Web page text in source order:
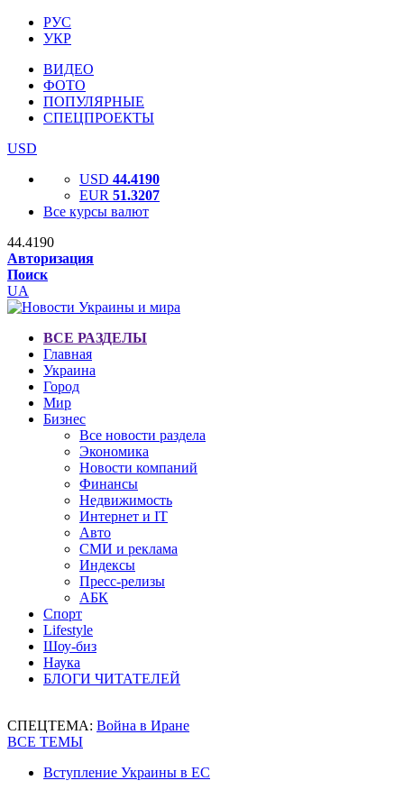
РУС
УКР
ВИДЕО
ФОТО
ПОПУЛЯРНЫЕ
СПЕЦПРОЕКТЫ
USD
USD 44.4190
EUR 51.3207
Все курсы валют
44.4190
Авторизация
Поиск
UA
ВСЕ РАЗДЕЛЫ
Главная
Украина
Город
Мир
Бизнес
Все новости раздела
Экономика
Новости компаний
Финансы
Недвижимость
Интернет и IT
Авто
СМИ и реклама
Индексы
Пресс-релизы
АБК
Спорт
Lifestyle
Шоу-биз
Наука
БЛОГИ ЧИТАТЕЛЕЙ
СПЕЦТЕМА: Война в Иране
ВСЕ ТЕМЫ
Вступление Украины в ЕС